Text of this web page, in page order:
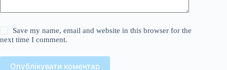
Save my name, email and website in this browser for the
next time I comment.
Опублікувати коментар